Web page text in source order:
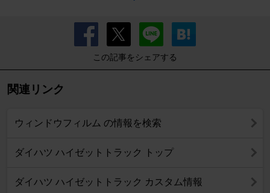
この記事をシェアする
関連リンク
ウィンドウフィルム の情報を検索
ダイハツ ハイゼットトラック トップ
ダイハツ ハイゼットトラック カスタム情報